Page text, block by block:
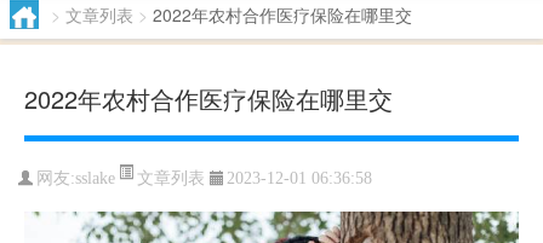
> 文章列表 > 2022年农村合作医疗保险在哪里交
2022年农村合作医疗保险在哪里交
网友:sslake 文章列表 2023-12-01 06:36:58